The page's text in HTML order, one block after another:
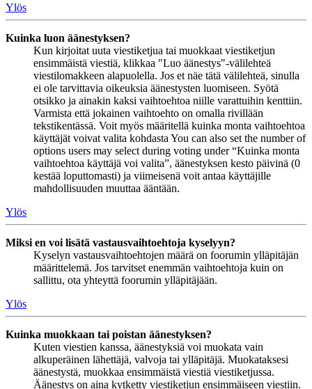
Ylös
Kuinka luon äänestyksen?
Kun kirjoitat uuta viestiketjua tai muokkaat viestiketjun
ensimmäistä viestiä, klikkaa "Luo äänestys"-välilehteä
viestilomakkeen alapuolella. Jos et näe tätä välilehteä, sinulla
ei ole tarvittavia oikeuksia äänestysten luomiseen. Syötä
otsikko ja ainakin kaksi vaihtoehtoa niille varattuihin kenttiin.
Varmista että jokainen vaihtoehto on omalla rivillään
tekstikentässä. Voit myös määritellä kuinka monta vaihtoehtoa
käyttäjät voivat valita kohdasta You can also set the number of
options users may select during voting under “Kuinka monta
vaihtoehtoa käyttäjä voi valita”, äänestyksen kesto päivinä (0
kestää loputtomasti) ja viimeisenä voit antaa käyttäjille
mahdollisuuden muuttaa ääntään.
Ylös
Miksi en voi lisätä vastausvaihtoehtoja kyselyyn?
Kyselyn vastausvaihtoehtojen määrä on foorumin ylläpitäjän
määrittelemä. Jos tarvitset enemmän vaihtoehtoja kuin on
sallittu, ota yhteyttä foorumin ylläpitäjään.
Ylös
Kuinka muokkaan tai poistan äänestyksen?
Kuten viestien kanssa, äänestyksiä voi muokata vain
alkuperäinen lähettäjä, valvoja tai ylläpitäjä. Muokataksesi
äänestystä, muokkaa ensimmäistä viestiä viestiketjussa.
Äänestys on aina kytketty viestiketjun ensimmäiseen viestiin.